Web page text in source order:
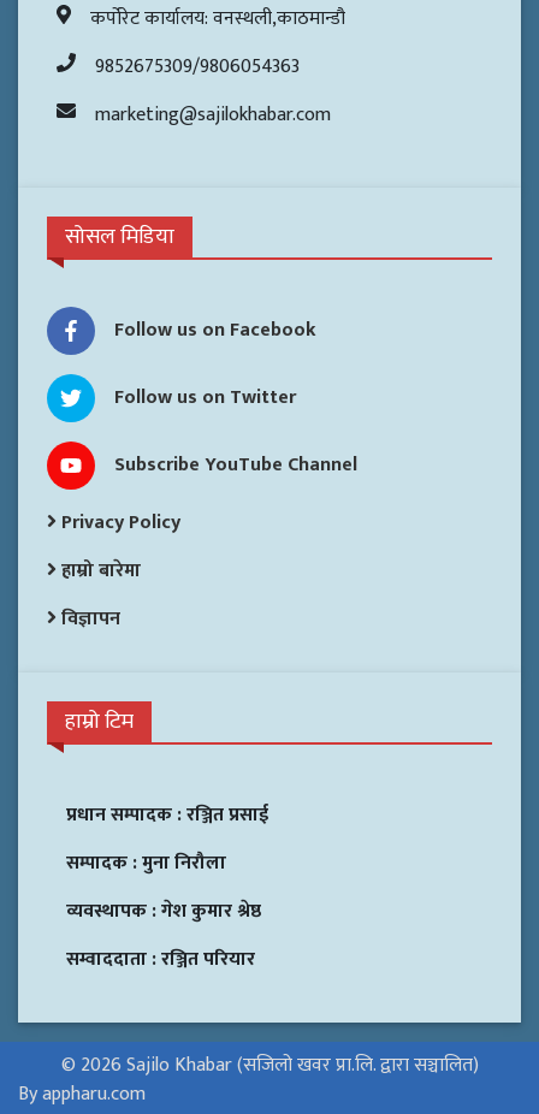
कर्पोरेट कार्यालय: वनस्थली,काठमान्डौ
9852675309/9806054363
marketing@sajilokhabar.com
सोसल मिडिया
Follow us on Facebook
Follow us on Twitter
Subscribe YouTube Channel
Privacy Policy
हाम्रो बारेमा
विज्ञापन
हाम्रो टिम
प्रधान सम्पादक :रञ्जित प्रसाई
सम्पादक :मुना निरौला
व्यवस्थापक :गेश कुमार श्रेष्ठ
सम्वाददाता :रञ्जित परियार
© 2026 Sajilo Khabar (सजिलो खवर प्रा.लि. द्वारा सञ्चालित)
By appharu.com